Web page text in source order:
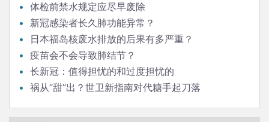
体检前禁水规定应尽早废除
新冠感染者长久肺功能异常？
日本福岛核废水排放的后果有多严重？
疫苗会不会导致肺结节？
长新冠：值得担忧的和过度担忧的
祸从“甜”出？世卫新指南对代糖手起刀落